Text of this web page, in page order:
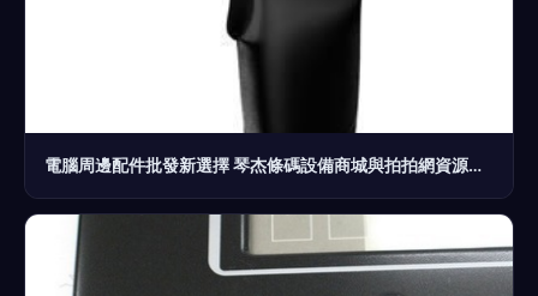
電腦周邊配件批發新選擇 琴杰條碼設備商城與拍拍網資源整合分析